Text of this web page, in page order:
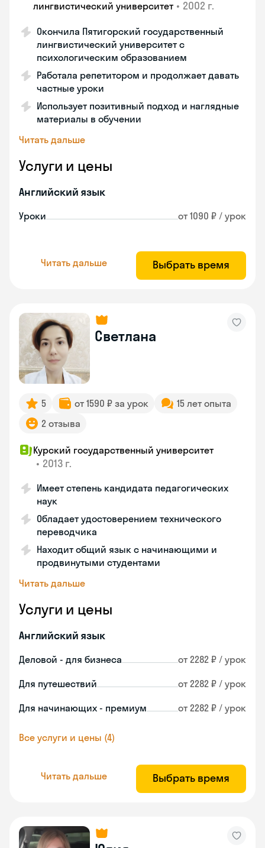
лингвистический университет • 2002 г.
Окончила Пятигорский государственный
лингвистический университет с
психологическим образованием
Работала репетитором и продолжает давать
частные уроки
Использует позитивный подход и наглядные
материалы в обучении
Читать дальше
Услуги и цены
Английский язык
Уроки от 1090 ₽ / урок
Читать дальше Выбрать время
Светлана
5 от 1590 ₽ за урок
15 лет опыта
2 отзыва
Курский государственный университет
• 2013 г.
Имеет степень кандидата педагогических
наук
Обладает удостоверением технического
переводчика
Находит общий язык с начинающими и
продвинутыми студентами
Читать дальше
Услуги и цены
Английский язык
Деловой - для бизнеса от 2282 ₽ / урок
Для путешествий от 2282 ₽ / урок
Для начинающих - премиум от 2282 ₽ / урок
Все услуги и цены (4)
Читать дальше Выбрать время